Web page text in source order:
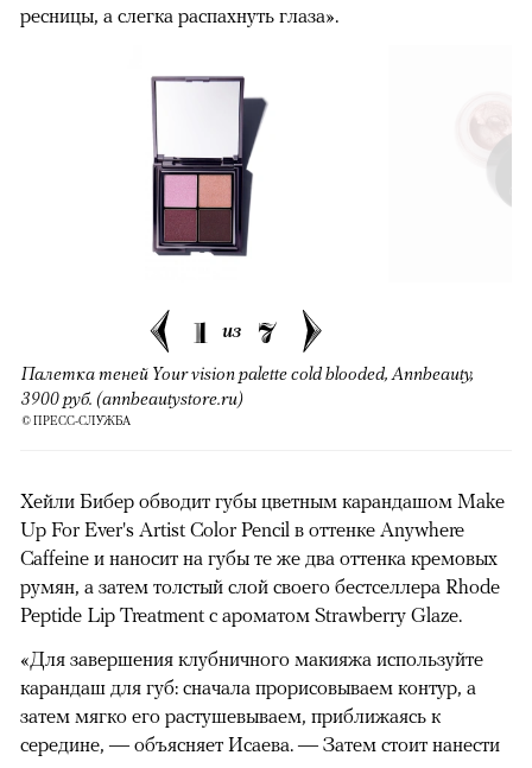
ресницы, а слегка распахнуть глаза».
1 из 7
Палетка теней Your vision palette cold blooded, Annbeauty,
3900 руб. (annbeautystore.ru)
© ПРЕСС-СЛУЖБА
Хейли Бибер обводит губы цветным карандашом Make
Up For Ever's Artist Color Pencil в оттенке Anywhere
Caffeine и наносит на губы те же два оттенка кремовых
румян, а затем толстый слой своего бестселлера Rhode
Peptide Lip Treatment с ароматом Strawberry Glaze.
«Для завершения клубничного макияжа используйте
карандаш для губ: сначала прорисовываем контур, а
затем мягко его растушевываем, приближаясь к
середине, — объясняет Исаева. — Затем стоит нанести